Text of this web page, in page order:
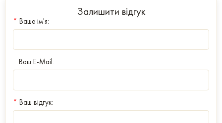
Залишити відгук
* Ваше ім'я:
Ваш E-Mail:
* Ваш відгук: